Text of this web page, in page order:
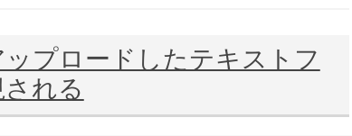
プロードしたテキストフ
れる